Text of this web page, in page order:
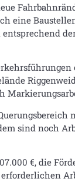
eine
sind noch
€, die